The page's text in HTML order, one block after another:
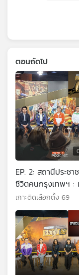
ตอนถัดไป
EP. 2: สถานีประชา
ชีวิตคนกรุงเทพฯ :
? ภัยไซเบอร์ - ทุนเทา
เกาะติดเลือกตั้ง 69